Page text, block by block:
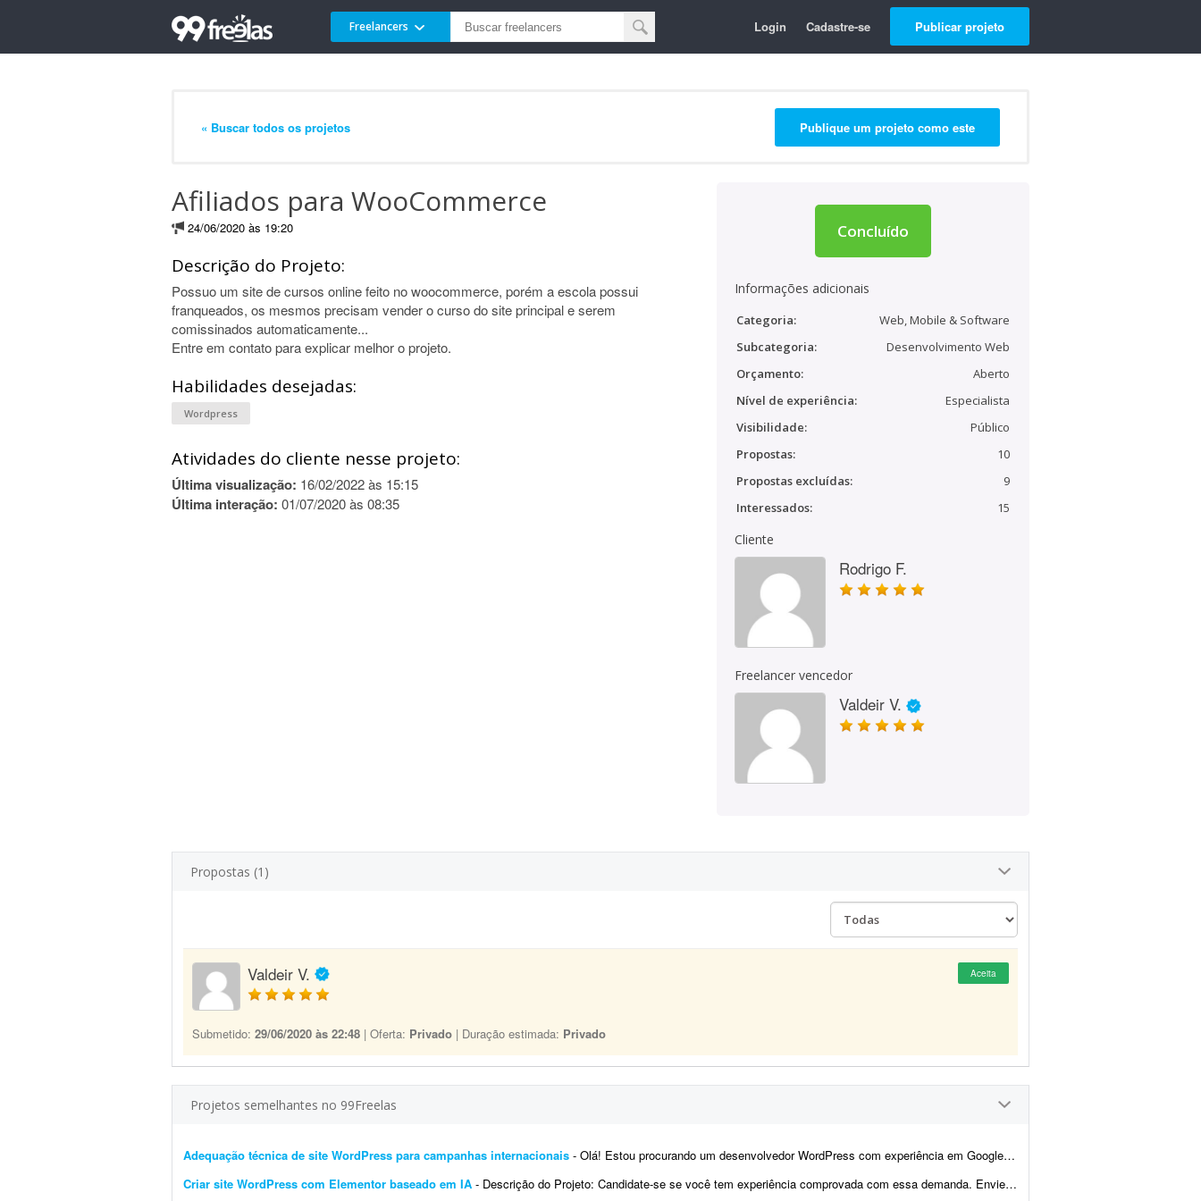
Freelancers Login Cadastre-se Publicar projeto
« Buscar todos os projetos Publique um projeto como este
Afiliados para WooCommerce
24/06/2020 às 19:20
Descrição do Projeto:
Possuo um site de cursos online feito no woocommerce, porém a escola possui
franqueados, os mesmos precisam vender o curso do site principal e serem
comissinados automaticamente...
Entre em contato para explicar melhor o projeto.
Habilidades desejadas:
Wordpress
Atividades do cliente nesse projeto:
Última visualização: 16/02/2022 às 15:15
Última interação: 01/07/2020 às 08:35
Concluído
Informações adicionais
Categoria:
Web, Mobile & Software
Subcategoria:
Desenvolvimento Web
Orçamento:
Aberto
Nível de experiência:
Especialista
Visibilidade:
Público
Propostas:
10
Propostas excluídas:
9
Interessados:
15
Cliente
Rodrigo F.
Freelancer vencedor
Valdeir V.
Propostas (1)
Valdeir V. Aceita
Submetido: 29/06/2020 às 22:48 | Oferta: Privado | Duração estimada: Privado
Projetos semelhantes no 99Freelas
Adequação técnica de site WordPress para campanhas internacionais - Olá! Estou procurando um desenvolvedor WordPress com experiência em Google Tag Manager, Google Analytics 4 e Google Consent Mode v2 para realizar adequações técni...
Criar site WordPress com Elementor baseado em IA - Descrição do Projeto: Candidate-se se você tem experiência comprovada com essa demanda. Envie junto à proposta sites que fez com Elementor, incluindo wireframes/ar...